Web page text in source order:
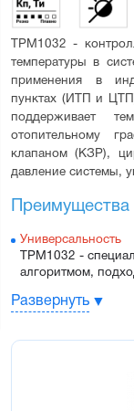
ТРМ1032 -
температуры в
применения в
пунктах (ИТП и
поддерживает
отопительному
клапаном (КЗР),
давление системы,
Универсальность
ТРМ1032 -
алгоритмом,
Безопасность
ТРМ1032
Развернуть